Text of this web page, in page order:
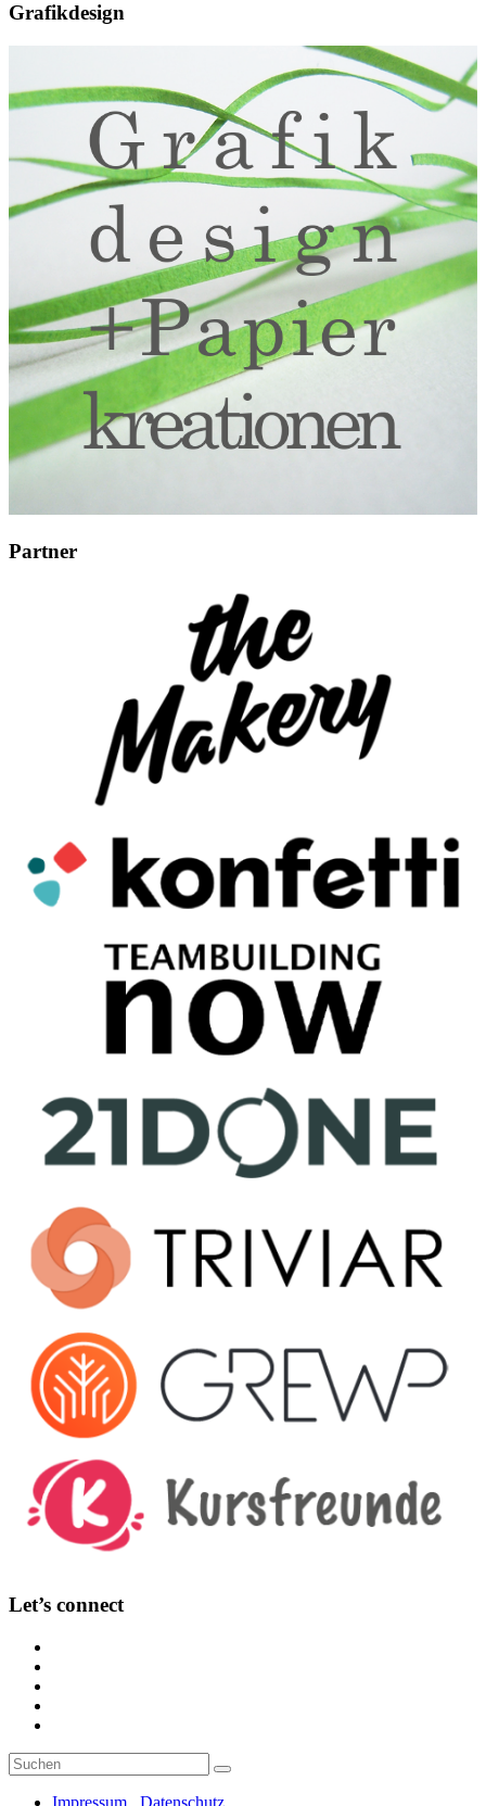
Grafikdesign
Partner
Let’s connect
Suche
nach:
Suchen
Impressum . Datenschutz